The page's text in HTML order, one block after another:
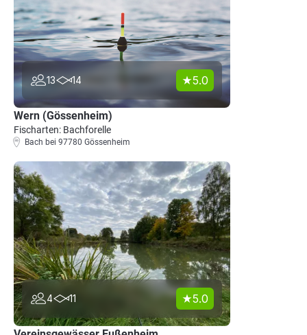
13 14 5.0
Wern (Gössenheim)
Fischarten: Bachforelle
Bach bei 97780 Gössenheim
4 11 5.0